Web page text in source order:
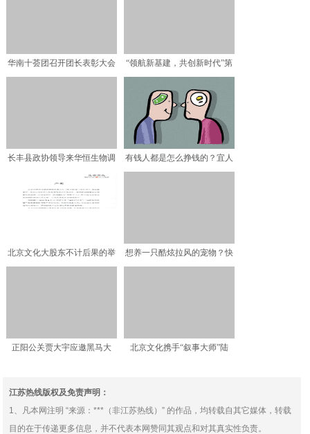
华南十荟团召开团长表彰大会
“领航新基建，共创新时代”第
长丰县政协领导来华恒生物调
有钱人都是怎么挣钱的？宜人
北京文化大股东不计后果的举
想养一只酷炫拉风的宠物？快
正阳公关贾大宇应邀黑马大
北京文化携手“叙事大师”陆
江苏热线版权及免责声明：
1、凡本网注明 “来源：***（非江苏热线）” 的作品，均转载自其它媒体，转载
目的在于传递更多信息，并不代表本网赞同其观点和对其真实性负责。